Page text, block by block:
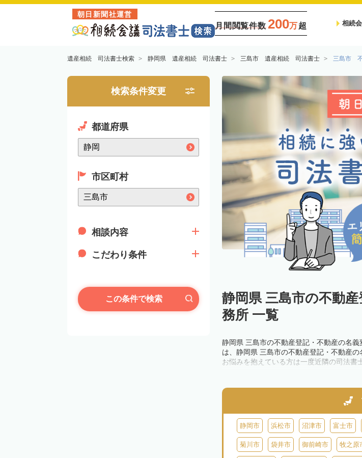
朝日新聞社運営
月間閲覧件数 200万超 相続
遺産相続 司法書士検索 静岡県 遺産相続 司法書士 三島市 遺産相続 司法書士 三島市
検索条件変更
都道府県
市区町村
相談内容
こだわり条件
この条件で検索
静岡県 三島市の不動
務所 一覧
静岡県 三島市の不動産登記・不動産の名
は、静岡県 三島市の不動産登記・不動産
お悩みを抱えている方は一度近隣の司法書
静岡市 浜松市 沼津市 富士市
菊川市 袋井市 御前崎市 牧之原